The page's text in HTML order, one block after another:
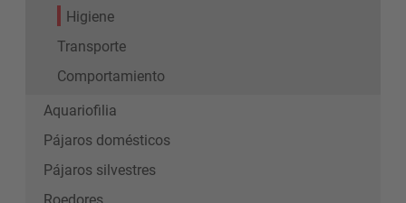
Higiene
Transporte
Comportamiento
Aquariofilia
Pájaros domésticos
Pájaros silvestres
Roedores